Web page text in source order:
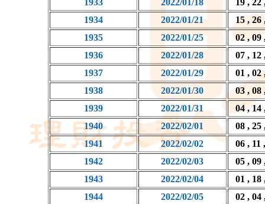
1933
2022/01/18
19 ,
1934
2022/01/21
15 ,
1935
2022/01/25
02 , 09
1936
2022/01/28
07 , 12
1937
2022/01/29
01 , 02
1938
2022/01/30
03 , 08
1939
2022/01/31
04 , 14
1940
2022/02/01
08 , 25
1941
2022/02/02
06 , 11
1942
2022/02/03
05 , 09
1943
2022/02/04
01 , 18
1944
2022/02/05
02 , 04